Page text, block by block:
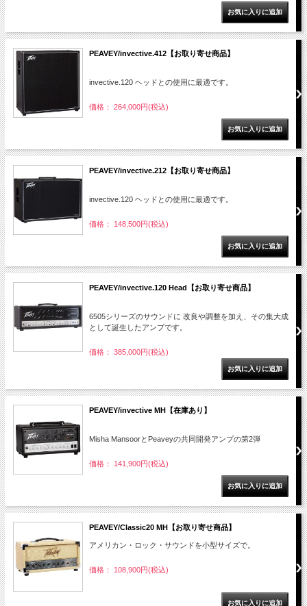
PEAVEY/invective.412【お取り寄せ商品】
invective.120 ヘッドとの使用に最適です。
価格： 264,000円(税込)
PEAVEY/invective.212【お取り寄せ商品】
invective.120 ヘッドとの使用に最適です。
価格： 148,500円(税込)
PEAVEY/invective.120 Head【お取り寄せ商品】
6505シリーズのサウンドに 改良や調整を加え、その集大成
として誕生したアンプです。
価格： 385,000円(税込)
PEAVEY/invective MH【在庫あり】
Misha MansoorとPeaveyの共同開発アンプの第2弾
価格： 141,900円(税込)
PEAVEY/Classic20 MH【お取り寄せ商品】
アメリカン・ロック・サウンドを小型サイズで。
価格： 108,900円(税込)